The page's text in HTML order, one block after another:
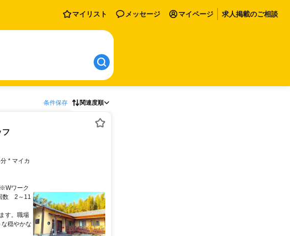
マイリスト メッセージ マイページ 求人掲載のご相談
条件保存 関連度順
フ
ワーク
数 2～11
す。職場
穏やかな